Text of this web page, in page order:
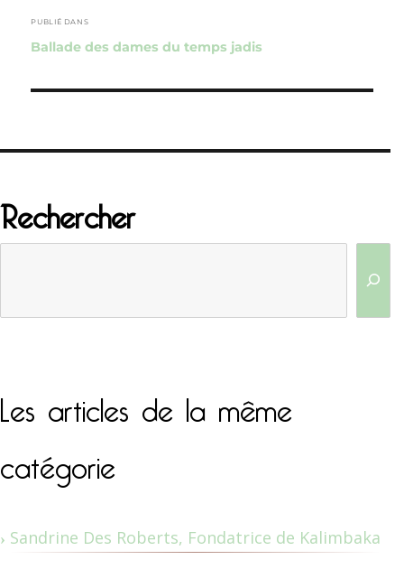
de
l’article
PUBLIÉ DANS
Ballade des dames du temps jadis
Rechercher
Les articles de la même
catégorie
Sandrine Des Roberts, Fondatrice de Kalimbaka